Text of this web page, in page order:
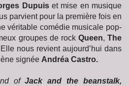
Dupuiset mise en musique
parvient pour la première fois en
véritable comédie musicale pop-
groupes de rock Queen,The
nous revient aujourd’hui dans
signée Andréa Castro.
ofJack and the beanstalk,